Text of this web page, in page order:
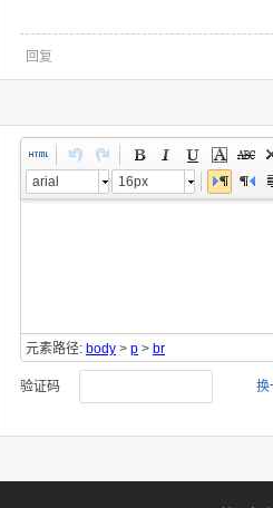
回复
arial 16px
元素路径: body > p > br
验证码 换